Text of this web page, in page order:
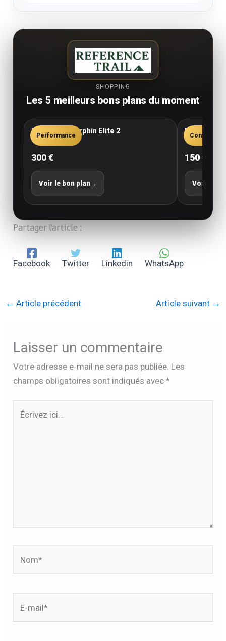
SHOPPING
Les 5 meilleurs bons plans du moment
Performance
Saucony Endorphin Elite 2
300 €
Voir le bon plan→
Confort
New
150 €
Voir le
Partager l'article :
Facebook Twitter Linkedin WhatsApp
← Article précédent Article suivant →
Laisser un commentaire
Votre adresse e-mail ne sera pas publiée. Les
champs obligatoires sont indiqués avec*